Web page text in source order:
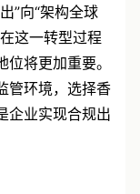
”向“架构全球
这一转型过程
将更加重要。
管环境，选择香
企业实现合规出